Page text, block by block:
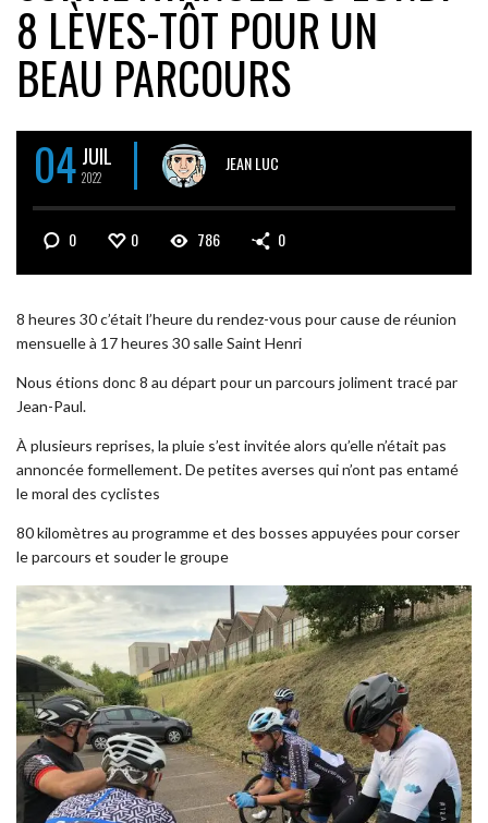
8 LÈVES-TÔT POUR UN
BEAU PARCOURS
04 JUIL
2022
JEAN LUC
0 0 786 0
8 heures 30 c’était l’heure du rendez-vous pour cause de réunion
mensuelle à 17 heures 30 salle Saint Henri
Nous étions donc 8 au départ pour un parcours joliment tracé par
Jean-Paul.
À plusieurs reprises, la pluie s’est invitée alors qu’elle n’était pas
annoncée formellement. De petites averses qui n’ont pas entamé
le moral des cyclistes
80 kilomètres au programme et des bosses appuyées pour corser
le parcours et souder le groupe